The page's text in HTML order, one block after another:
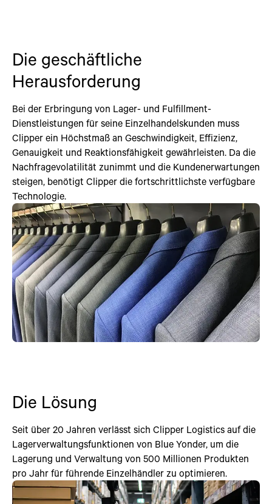
Die geschäftliche
Herausforderung
Bei der Erbringung von Lager- und Fulfillment-
Dienstleistungen für seine Einzelhandelskunden muss
Clipper ein Höchstmaß an Geschwindigkeit, Effizienz,
Genauigkeit und Reaktionsfähigkeit gewährleisten. Da die
Nachfragevolatilität zunimmt und die Kundenerwartungen
steigen, benötigt Clipper die fortschrittlichste verfügbare
Technologie.
Die Lösung
Seit über 20 Jahren verlässt sich Clipper Logistics auf die
Lagerverwaltungsfunktionen von Blue Yonder, um die
Lagerung und Verwaltung von 500 Millionen Produkten
pro Jahr für führende Einzelhändler zu optimieren.